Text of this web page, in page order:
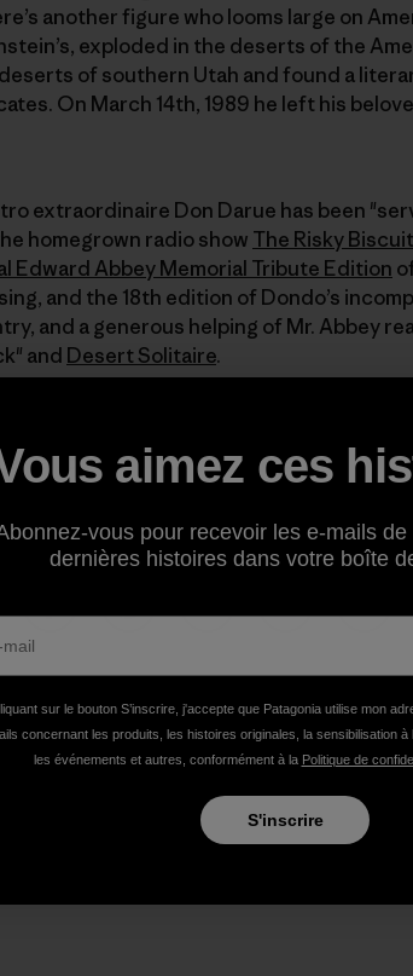
another figure who looms large on
exploded in the deserts of the
of southern Utah and found a
On March 14th, 1989 he left his
extraordinaire Don Darue has been
homegrown radio show The Risky
Edward Abbey Memorial Tribute Edition
and the 18th edition of Dondo’s
and a generous helping of Mr. Abbey
and Desert Solitaire.
head? Then sidle on up to the
via podcast at theHoot website, or by
on the "Listen Live" button (on the
aimez ces
vous pour recevoir les e-mails
dernières histoires dans votre boîte
sur le bouton S’inscrire, j'accepte que Patagonia utilise mon
concernant les produits, les histoires originales, la sensibilisation
les événements et autres, conformément à la Politique de
S'inscrire